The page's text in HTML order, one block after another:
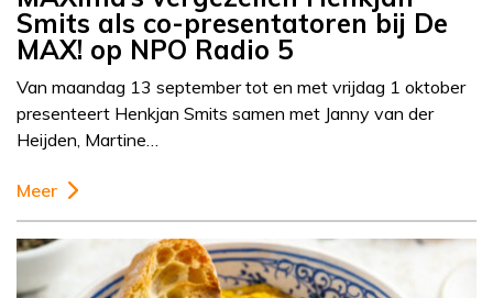
Smits als co-presentatoren bij De
MAX! op NPO Radio 5
Van maandag 13 september tot en met vrijdag 1 oktober
presenteert Henkjan Smits samen met Janny van der
Heijden, Martine…
Meer